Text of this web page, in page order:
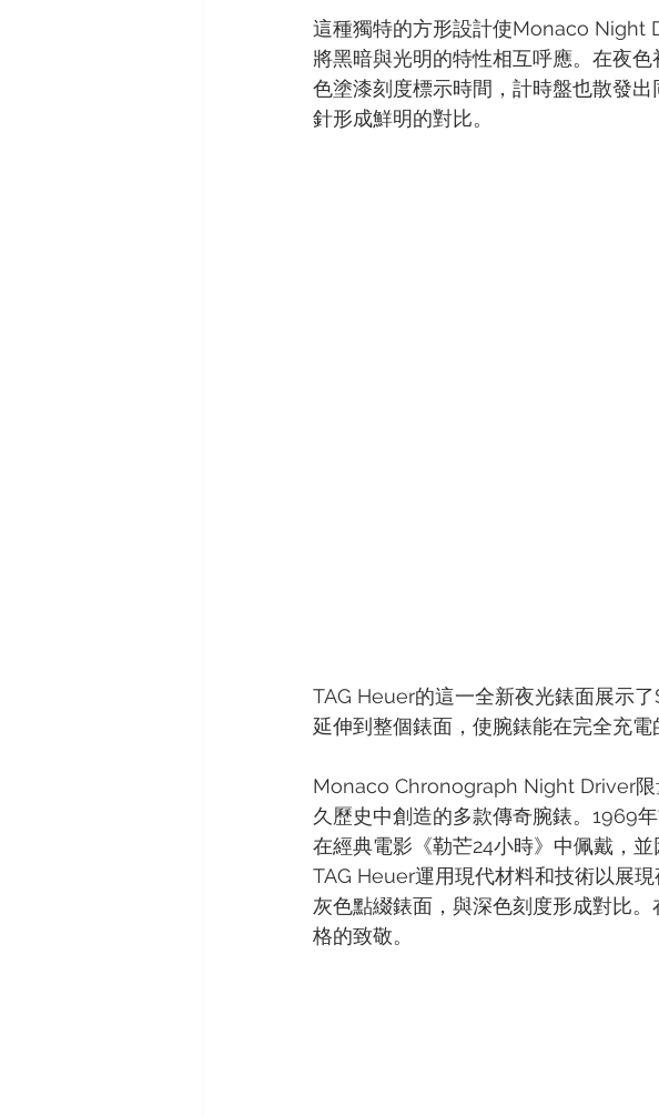
這種獨特的方形設計使Monaco Night
將黑暗與光明的特性相互呼應。在夜
色塗漆刻度標示時間，計時盤也散發
針形成鮮明的對比。
TAG Heuer的這一全新夜光錶面展示
延伸到整個錶面，使腕錶能在完全充
Monaco Chronograph Night Driver
久歷史中創造的多款傳奇腕錶。1969
在經典電影《勒芒24小時》中佩戴，
TAG Heuer運用現代材料和技術以展
灰色點綴錶面，與深色刻度形成對比
格的致敬。